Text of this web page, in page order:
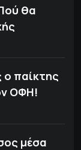
θα
παίκτης
ΟΦΗ!
μέσα